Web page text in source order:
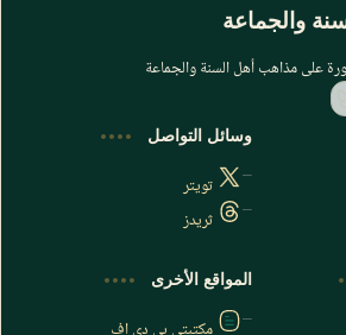
تليجرام
والجماعة
على مذاهب أهل السنة والجماعة
وسائل التواصل
تويتر
ثريدز
المواقع الأخرى